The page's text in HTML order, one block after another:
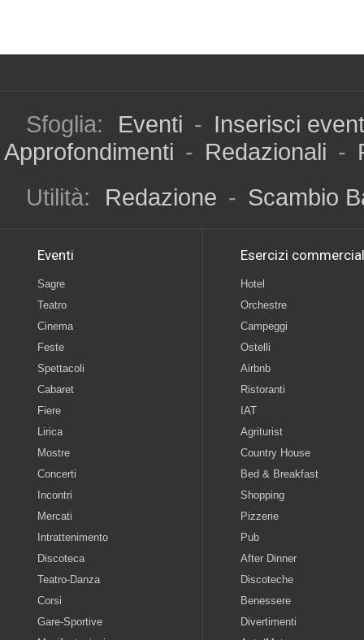
Sfoglia: Eventi - Inserisci
Approfondimenti - Redazionali -
Utilità:
Redazione - Scambio
Eventi
Sagre
Teatro
Cinema
Feste
Spettacoli
Cabaret
Fiere
Lirica
Mostre
Concerti
Incontri
Mercati
Intrattenimento
Discoteca
Teatro-Danza
Corsi
Gare-Sportive
Esercizi
Hotel
Orchestre
Campeggi
Ostelli
Airbnb
Ristoranti
IAT
Agriturist
Country House
Bed & Breakfast
Shopping
Pizzerie
Pub
After Dinner
Discoteche
Benessere
Divertimenti